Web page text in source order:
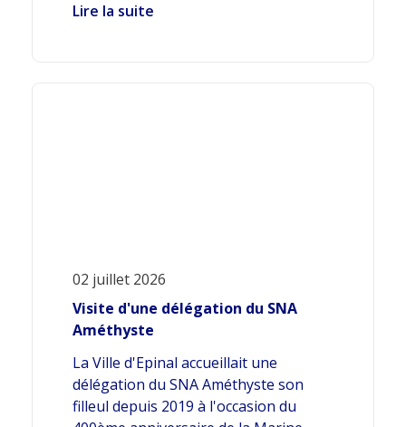
Lire la suite
02 juillet 2026
Visite d'une délégation du SNA
Améthyste
La Ville d'Epinal accueillait une
délégation du SNA Améthyste son
filleul depuis 2019 à l'occasion du